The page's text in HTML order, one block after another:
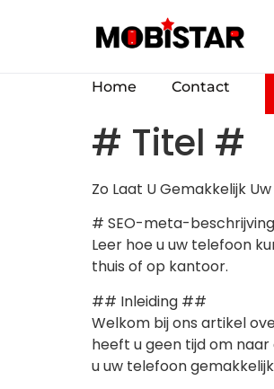
Home Contact
# Titel #
Zo Laat U Gemakkelijk
# SEO-meta-
Leer hoe u uw telefoon
thuis of op kantoor.
## Inleiding ##
Welkom bij ons artikel
heeft u geen tijd om
u uw telefoon